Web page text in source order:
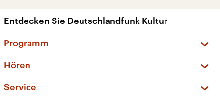
Entdecken Sie Deutschlandfunk Kultur
Programm
Sendungen und Podcasts
Musikliste
Hören
Frequenzen (UKW + DAB+)
Service